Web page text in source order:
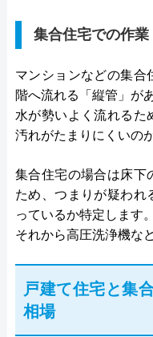
集合住宅での作業
マンションなどの集合
階へ流れる「縦管」が
水が勢いよく流れるた
汚れがたまりにくいの
集合住宅の場合は床下
ため、つまりが疑われ
っているか特定します。
それから高圧洗浄機な
戸建て住宅と集
相場